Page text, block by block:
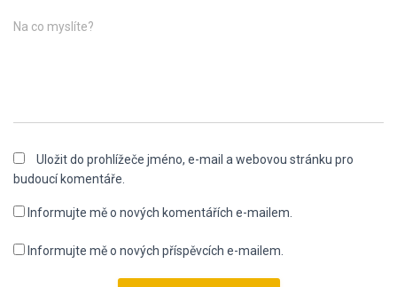
Na co myslíte?
Uložit do prohlížeče jméno, e-mail a webovou stránku pro
budoucí komentáře.
Informujte mě o nových komentářích e-mailem.
Informujte mě o nových příspěvcích e-mailem.